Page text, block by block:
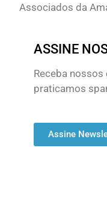
Associados da
ASSINE
Receba
praticamos
Assine